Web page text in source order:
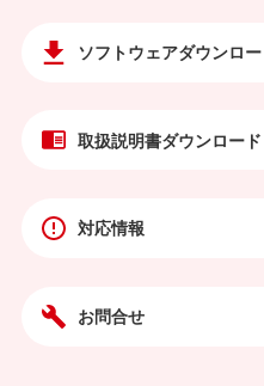
ソフトウェアダウンロ
取扱説明書ダウンロード
対応情報
お問合せ